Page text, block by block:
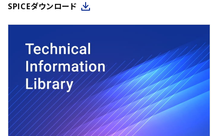
SPICEダウンロード